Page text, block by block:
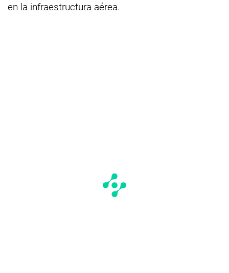
en la infraestructura aérea.